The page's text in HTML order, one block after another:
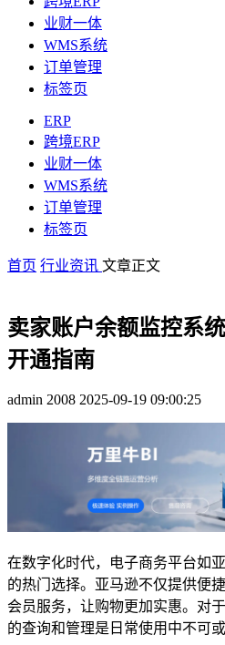
业财一体
WMS系统
订单管理
标签页
ERP
跨境ERP
业财一体
WMS系统
订单管理
标签页
首页 行业资讯 文章正文
卖家账户余额监控系
开通指南
admin 2008 2025-09-19 09:00:25
在数字化时代，电子商务平台如
的热门选择。亚马逊不仅提供便
会员服务，让购物更加实惠。对
的查询和管理是日常使用中不可或